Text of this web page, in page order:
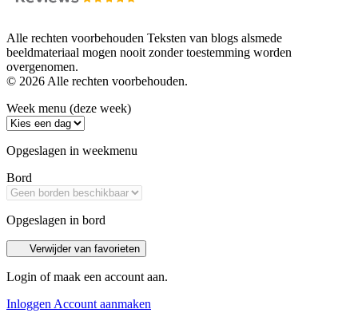
Alle rechten voorbehouden Teksten van blogs alsmede
beeldmateriaal mogen nooit zonder toestemming worden
overgenomen.
© 2026 Alle rechten voorbehouden.
Week menu (deze week)
Opgeslagen in weekmenu
Bord
Opgeslagen in bord
Verwijder van favorieten
Login of maak een account aan.
Inloggen Account aanmaken